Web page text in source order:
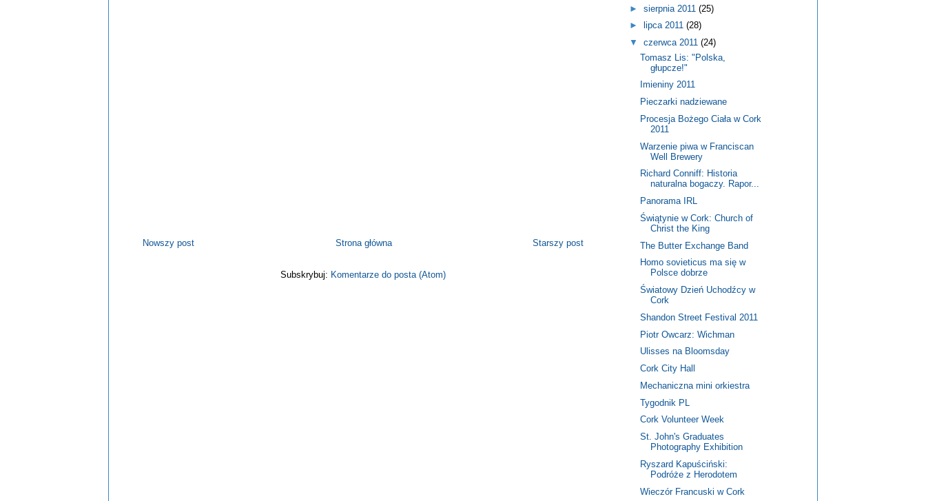
Nowszy post Starszy post
Strona główna
Subskrybuj: Komentarze do posta (Atom)
► sierpnia 2011 (25)
►
lipca 2011 (28)
▼ czerwca 2011 (24)
Tomasz Lis: "Polska,
głupcze!"
Imieniny 2011
Pieczarki nadziewane
Procesja Bożego Ciała w Cork
2011
Warzenie piwa w Franciscan
Well Brewery
Richard Conniff: Historia
naturalna bogaczy. Rapor...
Panorama IRL
Świątynie w Cork: Church of
Christ the King
The Butter Exchange Band
Homo sovieticus ma się w
Polsce dobrze
Światowy Dzień Uchodźcy w
Cork
Shandon Street Festival 2011
Piotr Owcarz: Wichman
Ulisses na Bloomsday
Cork City Hall
Mechaniczna mini orkiestra
Tygodnik PL
Cork Volunteer Week
St. John's Graduates
Photography Exhibition
Ryszard Kapuściński:
Podróże z Herodotem
Wieczór Francuski w Cork